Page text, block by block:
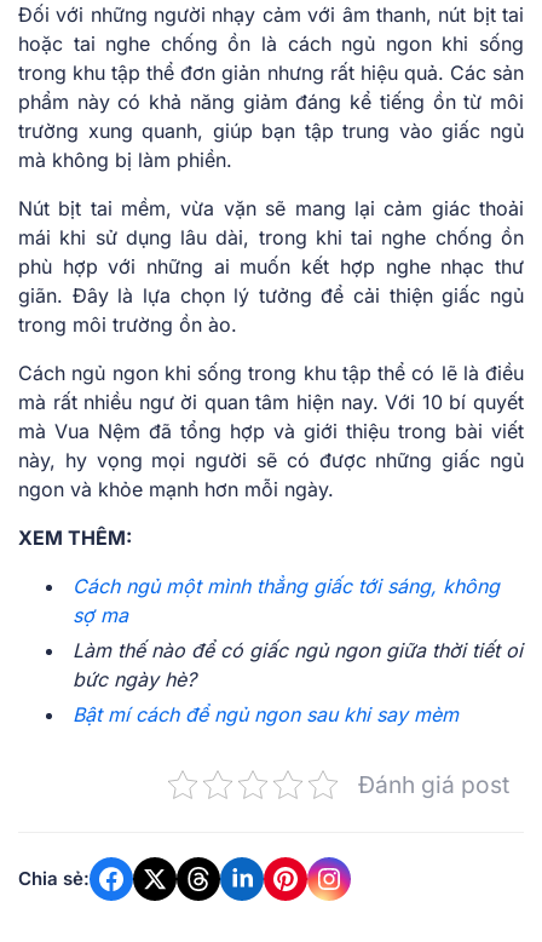
Đối với những người nhạy cảm với âm thanh, nút bịt tai
hoặc tai nghe chống ồn là cách ngủ ngon khi sống
trong khu tập thể đơn giản nhưng rất hiệu quả. Các sản
phẩm này có khả năng giảm đáng kể tiếng ồn từ môi
trường xung quanh, giúp bạn tập trung vào giấc ngủ
mà không bị làm phiền.
Nút bịt tai mềm, vừa vặn sẽ mang lại cảm giác thoải
mái khi sử dụng lâu dài, trong khi tai nghe chống ồn
phù hợp với những ai muốn kết hợp nghe nhạc thư
giãn. Đây là lựa chọn lý tưởng để cải thiện giấc ngủ
trong môi trường ồn ào.
Cách ngủ ngon khi sống trong khu tập thể có lẽ là điều
mà rất nhiều ngư ời quan tâm hiện nay. Với 10 bí quyết
mà Vua Nệm đã tổng hợp và giới thiệu trong bài viết
này, hy vọng mọi người sẽ có được những giấc ngủ
ngon và khỏe mạnh hơn mỗi ngày.
XEM THÊM:
Cách ngủ một mình thẳng giấc tới sáng, không
sợ ma
Làm thế nào để có giấc ngủ ngon giữa thời tiết oi
bức ngày hè?
Bật mí cách để ngủ ngon sau khi say mèm
Đánh giá post
Chia sẻ: